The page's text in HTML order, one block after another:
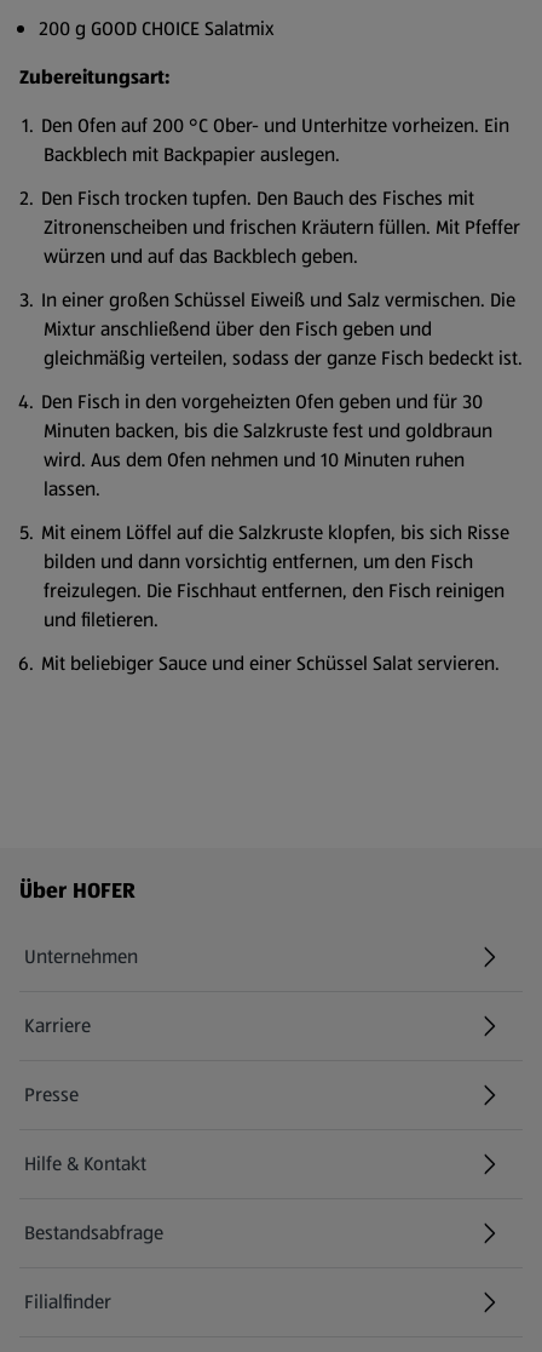
200 g GOOD CHOICE Salatmix
Zubereitungsart:
Den Ofen auf 200 °C Ober- und Unterhitze vorheizen. Ein
Backblech mit Backpapier auslegen.
Den Fisch trocken tupfen. Den Bauch des Fisches mit
Zitronenscheiben und frischen Kräutern füllen. Mit Pfeffer
würzen und auf das Backblech geben.
In einer großen Schüssel Eiweiß und Salz vermischen. Die
Mixtur anschließend über den Fisch geben und
gleichmäßig verteilen, sodass der ganze Fisch bedeckt ist.
Den Fisch in den vorgeheizten Ofen geben und für 30
Minuten backen, bis die Salzkruste fest und goldbraun
wird. Aus dem Ofen nehmen und 10 Minuten ruhen
lassen.
Mit einem Löffel auf die Salzkruste klopfen, bis sich Risse
bilden und dann vorsichtig entfernen, um den Fisch
freizulegen. Die Fischhaut entfernen, den Fisch reinigen
und filetieren.
Mit beliebiger Sauce und einer Schüssel Salat servieren.
Fußzeilenmenü - weitere Links
Über HOFER
Unternehmen
Karriere
(öffnet in einem neuen Tab)
Presse
Hilfe & Kontakt
(öffnet in einem neuen Tab)
Bestandsabfrage
(öffnet in einem neuen Tab)
Filialfinder